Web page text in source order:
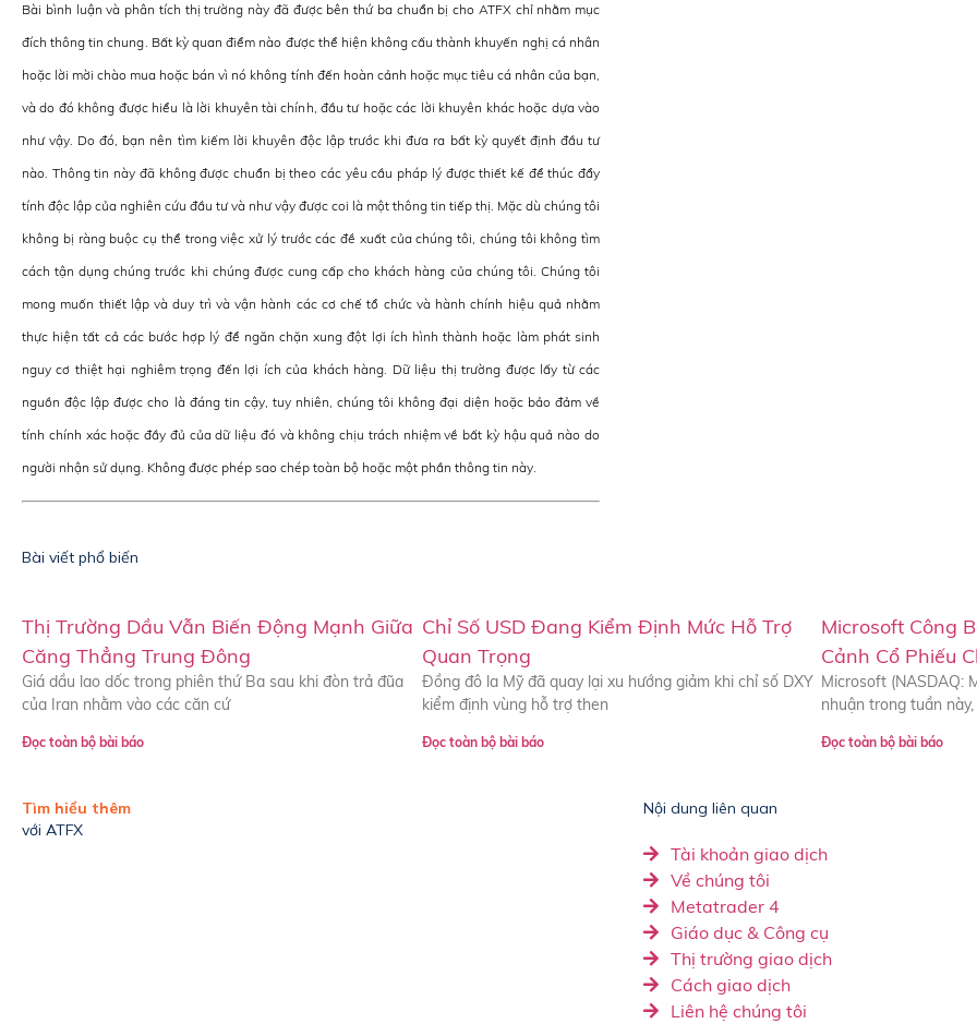
Bài bình luận và phân tích thị trường này đã được bên thứ ba chuẩn bị cho ATFX chỉ nhằm mục
đích thông tin chung. Bất kỳ quan điểm nào được thể hiện không cấu thành khuyến nghị cá nhân
hoặc lời mời chào mua hoặc bán vì nó không tính đến hoàn cảnh hoặc mục tiêu cá nhân của bạn,
và do đó không được hiểu là lời khuyên tài chính, đầu tư hoặc các lời khuyên khác hoặc dựa vào
như vậy. Do đó, bạn nên tìm kiếm lời khuyên độc lập trước khi đưa ra bất kỳ quyết định đầu tư
nào. Thông tin này đã không được chuẩn bị theo các yêu cầu pháp lý được thiết kế để thúc đẩy
tính độc lập của nghiên cứu đầu tư và như vậy được coi là một thông tin tiếp thị. Mặc dù chúng tôi
không bị ràng buộc cụ thể trong việc xử lý trước các đề xuất của chúng tôi, chúng tôi không tìm
cách tận dụng chúng trước khi chúng được cung cấp cho khách hàng của chúng tôi. Chúng tôi
mong muốn thiết lập và duy trì và vận hành các cơ chế tổ chức và hành chính hiệu quả nhằm
thực hiện tất cả các bước hợp lý để ngăn chặn xung đột lợi ích hình thành hoặc làm phát sinh
nguy cơ thiệt hại nghiêm trọng đến lợi ích của khách hàng. Dữ liệu thị trường được lấy từ các
nguồn độc lập được cho là đáng tin cậy, tuy nhiên, chúng tôi không đại diện hoặc bảo đảm về
tính chính xác hoặc đầy đủ của dữ liệu đó và không chịu trách nhiệm về bất kỳ hậu quả nào do
người nhận sử dụng. Không được phép sao chép toàn bộ hoặc một phần thông tin này.
Bài viết phổ biến
Thị Trường Dầu Vẫn Biến Động Mạnh Giữa
Căng Thẳng Trung Đông
Giá dầu lao dốc trong phiên thứ Ba sau khi đòn trả đũa
của Iran nhằm vào các căn cứ
Đọc toàn bộ bài báo
Chỉ Số USD Đang Kiểm Định Mức Hỗ Trợ
Quan Trọng
Đồng đô la Mỹ đã quay lại xu hướng giảm khi chỉ số DXY
kiểm định vùng hỗ trợ then
Đọc toàn bộ bài báo
Microsoft Công
Cảnh Cổ Phiếu
Microsoft (NASDAQ:
nhuận trong tuần
Đọc toàn bộ bài báo
Tìm hiểu thêm
với ATFX
Nội dung liên quan
Tài khoản giao dịch
Về chúng tôi
Metatrader 4
Giáo dục & Công cụ
Thị trường giao dịch
Cách giao dịch
Liên hệ chúng tôi